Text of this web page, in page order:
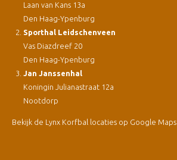
Laan van Kans 13a
Den Haag-Ypenburg
Sporthal Leidschenveen
Vas Diazdreef 20
Den Haag-Ypenburg
Jan Janssenhal
Koningin Julianastraat 12a
Nootdorp
Bekijk de Lynx Korfbal locaties op Google Maps